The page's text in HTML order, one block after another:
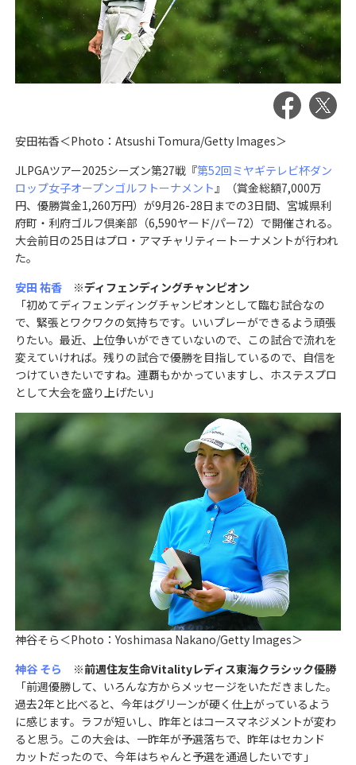
安田祐香＜Photo：Atsushi Tomura/Getty Images＞
JLPGAツアー2025シーズン第27戦『第52回ミヤギテレビ杯ダン
ロップ女子オープンゴルフトーナメント』（賞金総額7,000万
円、優勝賞金1,260万円）が9月26-28日までの3日間、宮城県利
府町・利府ゴルフ倶楽部（6,590ヤード/パー72）で開催される。
大会前日の25日はプロ・アマチャリティートーナメントが行われ
た。
安田 祐香※ディフェンディングチャンピオン
「初めてディフェンディングチャンピオンとして臨む試合なの
で、緊張とワクワクの気持ちです。いいプレーができるよう頑張
りたい。最近、上位争いができていないので、この試合で流れを
変えていければ。残りの試合で優勝を目指しているので、自信を
つけていきたいですね。連覇もかかっていますし、ホステスプロ
として大会を盛り上げたい」
神谷そら＜Photo：Yoshimasa Nakano/Getty Images＞
神谷 そら ※前週住友生命Vitalityレディス東海クラシック優勝
「前週優勝して、いろんな方からメッセージをいただきました。
過去2年と比べると、今年はグリーンが硬く仕上がっているよう
に感じます。ラフが短いし、昨年とはコースマネジメントが変わ
ると思う。この大会は、一昨年が予選落ちで、昨年はセカンド
カットだったので、今年はちゃんと予選を通過したいです」